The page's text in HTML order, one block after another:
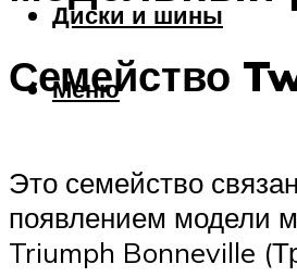
Диски и шины
Меню
Семейство
Это семейство
появлением модели
Triumph Bonneville